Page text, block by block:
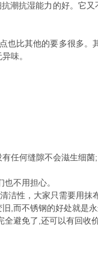
潮抗湿能力的好。它
比其他的要多很多。
味。
任何缝隙不会滋生细菌;
不用担心。
性，大家只需要用抹
,而不锈钢的好处就是
避免了,还可以有回收价